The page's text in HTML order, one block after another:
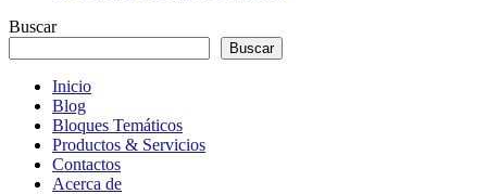
Buscar
Buscar
Inicio
Blog
Bloques Temáticos
Productos & Servicios
Contactos
Acerca de